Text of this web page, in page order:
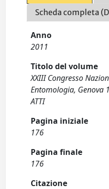
Scheda completa
Anno
2011
Titolo del volume
XXIII Congresso
Entomologia, Genova
ATTI
Pagina iniziale
176
Pagina finale
176
Citazione